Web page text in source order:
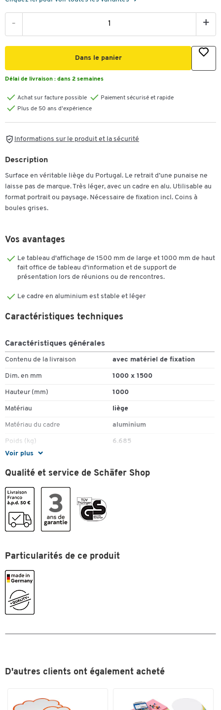
- +
Dans le panier
Délai de livraison : dans 2 semaines
Achat sur facture possible
Paiement sécurisé et rapide
Plus de 50 ans d'expérience
Informations sur le produit et la sécurité
Description
Surface en véritable liège du Portugal. Le retrait d’une punaise ne
laisse pas de marque. Très léger, avec un cadre en alu. Utilisable au
format portrait ou paysage. Nécessaire de fixation incl. Coins à
boules grises.
Vos avantages
Le tableau d'affichage de 1500 mm de large et 1000 mm de haut
fait office de tableau d'information et de support de
présentation lors de réunions ou de rencontres.
Le cadre en aluminium est stable et léger
Voir plus
Caractéristiques techniques
Caractéristiques générales
Contenu de la livraison avec matériel de fixation
Dim. en mm 1000 x 1500
Hauteur (mm) 1000
Matériau liège
Matériau du cadre aluminium
Poids (kg) 6.685
Coloris
Dimensions
Largeur (mm)
Qualité et service de Schäfer Shop
Particularités de ce produit
D'autres clients ont également acheté